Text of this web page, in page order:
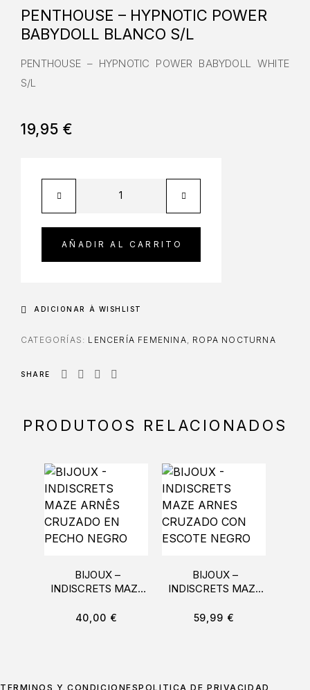
PENTHOUSE – HYPNOTIC POWER
BABYDOLL BLANCO S/L
PENTHOUSE – HYPNOTIC POWER BABYDOLL WHITE
S/L
19,95 €
AÑADIR AL CARRITO
ADICIONAR À WISHLIST
CATEGORÍAS: LENCERÍA FEMENINA ROPA NOCTURNA
SHARE
PRODUTOOS RELACIONADOS
BIJOUX –
INDISCRETS MAZE
EN PECHO NEGRO
40,00 €
BIJOUX –
INDISCRETS MAZE
CON ESCOTE
59,99 €
TÉRMINOS Y CONDICIONESPOLÍTICA DE PRIVACIDAD